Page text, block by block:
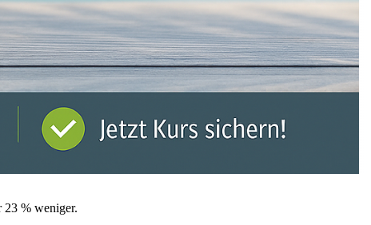
23 % weniger.